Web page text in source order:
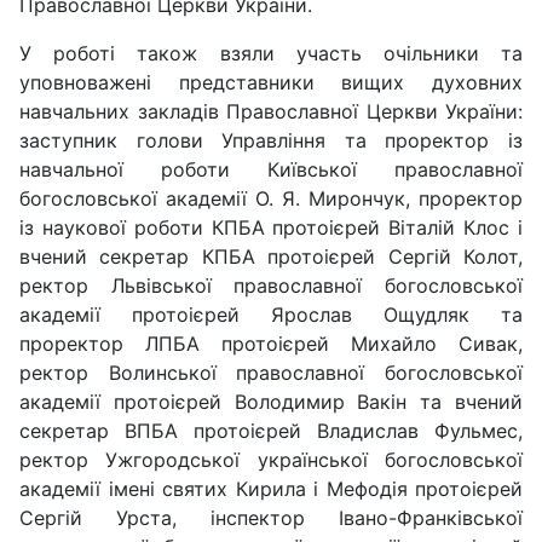
Православної Церкви України.
У роботі також взяли участь очільники та
уповноважені представники вищих духовних
навчальних закладів Православної Церкви України:
заступник голови Управління та проректор із
навчальної роботи Київської православної
богословської академії О. Я. Мирончук, проректор
із наукової роботи КПБА протоієрей Віталій Клос і
вчений секретар КПБА протоієрей Сергій Колот,
ректор Львівської православної богословської
академії протоієрей Ярослав Ощудляк та
проректор ЛПБА протоієрей Михайло Сивак,
ректор Волинської православної богословської
академії протоієрей Володимир Вакін та вчений
секретар ВПБА протоієрей Владислав Фульмес,
ректор Ужгородської української богословської
академії імені святих Кирила і Мефодія протоієрей
Сергій Урста, інспектор Івано-Франківської